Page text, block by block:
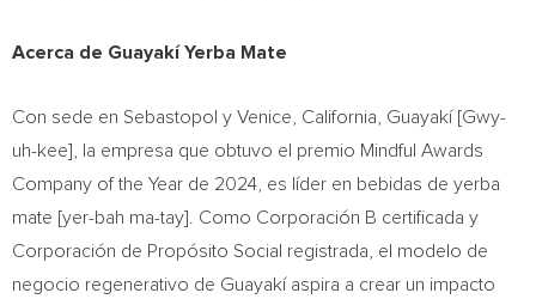
Acerca de Guayakí Yerba Mate
Con sede en Sebastopol y Venice, California , Guayakí [Gwy-
uh-kee], la empresa que obtuvo el premio Mindful Awards
Company of the Year de 2024, es líder en bebidas de yerba
mate [yer-bah ma-tay]. Como Corporación B certificada y
Corporación de Propósito Social registrada, el modelo de
negocio regenerativo de Guayakí aspira a crear un impacto